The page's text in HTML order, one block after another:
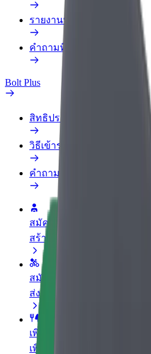
รายงานปัญหา
คำถามที่พบบ่อย
Bolt Plus
สิทธิประโยชน์
วิธีเข้าร่วม
คำถามที่พบบ่อย
สมัครเป็นคนขับ
สร้างรายได้ในแบบของคุณ
สมัครเป็นคนส่งพัสดุ
ส่งอาหารและรับรายได้ทุกสั
เพิ่มร้านอาหารหรือร้านค้า
เพิ่มรายได้ด้วยการเข้าถึงลู